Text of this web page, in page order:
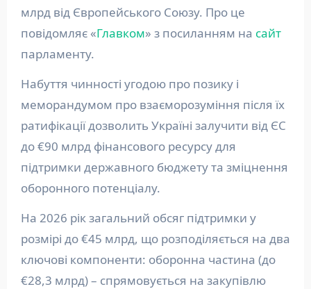
млрд від Європейського Союзу. Про це
повідомляє «Главком» з посиланням на сайт
парламенту.
Набуття чинності угодою про позику і
меморандумом про взаєморозуміння після їх
ратифікації дозволить Україні залучити від ЄС
до €90 млрд фінансового ресурсу для
підтримки державного бюджету та зміцнення
оборонного потенціалу.
На 2026 рік загальний обсяг підтримки у
розмірі до €45 млрд, що розподіляється на два
ключові компоненти: оборонна частина (до
€28,3 млрд) – спрямовується на закупівлю